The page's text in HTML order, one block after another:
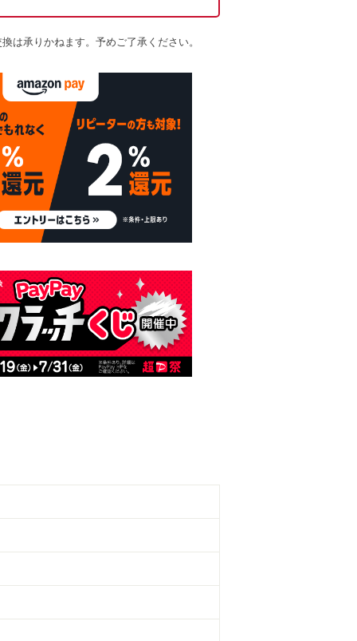
は承りかねます。予めご了承ください。